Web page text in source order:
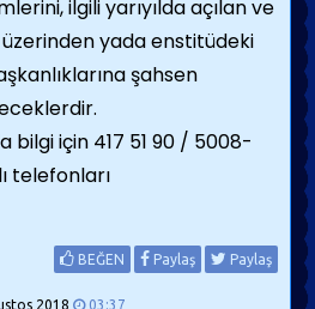
ilgili yarıyılda açılan ve
yada enstitüdeki
şahsen
bilgi için 417 51 90 / 5008-
telefonları
BEĞEN Paylaş Paylaş
2018 03:37